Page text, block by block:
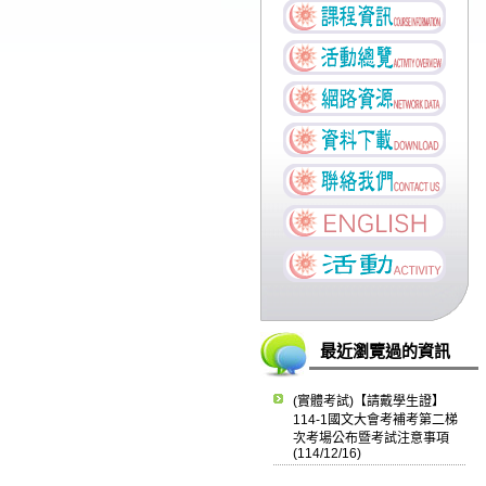
最近瀏覽過的資訊
(實體考試)【請戴學生證】
114-1國文大會考補考第二梯
次考場公布暨考試注意事項
(114/12/16)